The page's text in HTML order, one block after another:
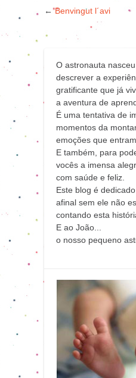
←Benvingut l´avi
O astronauta
descrever a
gratificante que já
a aventura de
É uma tentativa de
momentos da
emoções que
E também, para
vocês a imensa
com saúde e feliz.
Este blog é
afinal sem ele não
contando esta
E ao João...
o nosso pequeno